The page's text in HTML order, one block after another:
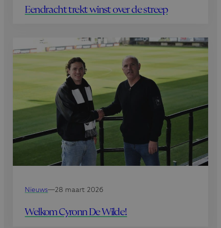
Eendracht trekt winst over de streep
Nieuws—28 maart 2026
Welkom Cyronn De Wilde!